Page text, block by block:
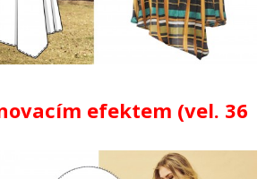
efektem (vel. 36